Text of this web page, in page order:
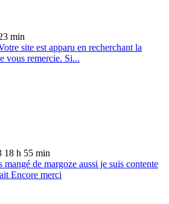
min
site est apparu en recherchant la
vous remercie. Si...
18 h 55 min
de margoze aussi je suis contente
Encore merci